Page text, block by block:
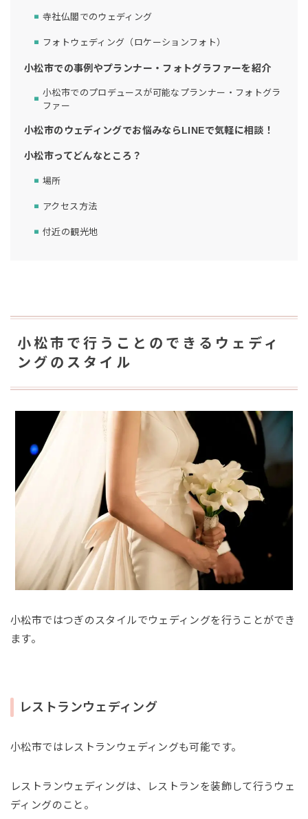
寺社仏閣でのウェディング
フォトウェディング（ロケーションフォト）
小松市での事例やプランナー・フォトグラファーを紹介
小松市でのプロデュースが可能なプランナー・フォトグラ
ファー
小松市のウェディングでお悩みならLINEで気軽に相談！
小松市ってどんなところ？
場所
アクセス方法
付近の観光地
小松市で行うことのできるウェディ
ングのスタイル
小松市ではつぎのスタイルでウェディングを行うことができ
ます。
レストランウェディング
小松市ではレストランウェディングも可能です。
レストランウェディングは、レストランを装飾して行うウェ
ディングのこと。